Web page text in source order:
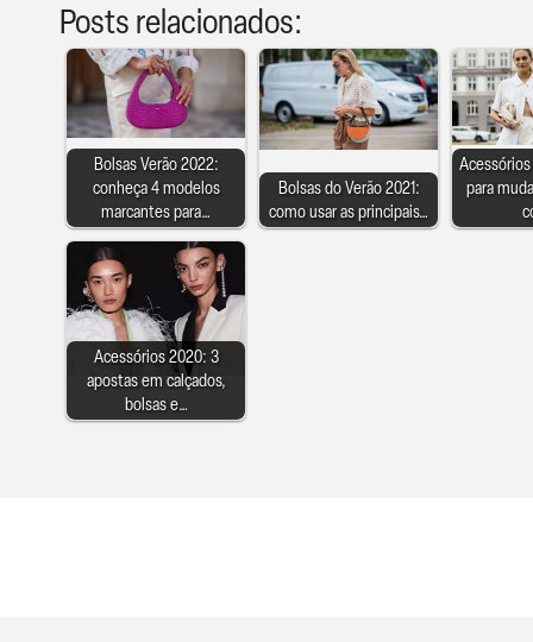
Posts relacionados:
Bolsas Verão 2022:
conheça 4 modelos
marcantes para…
Bolsas do Verão 2021:
como usar as principais…
Acessórios
para
Acessórios 2020: 3
apostas em calçados,
bolsas e…